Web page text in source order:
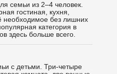
семьи из 2–4 человек.
гостиная, кухня,
необходимое без лишних
категория в
здесь больше всего.
с детьми. Три-четыре